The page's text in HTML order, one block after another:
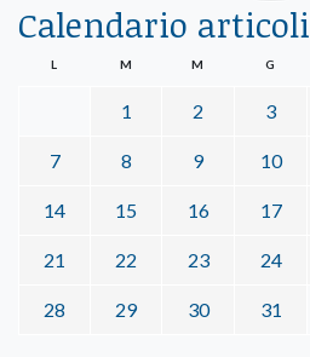
Calendario articoli
L M M G
1 2 3
7 8 9 10
14 15 16 17
21 22 23 24
28 29 30 31